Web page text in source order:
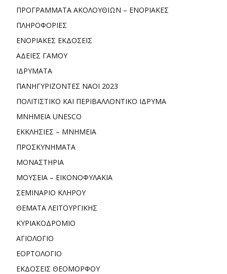
ΠΡΟΓΡΑΜΜΑΤΑ ΑΚΟΛΟΥΘΙΩΝ – ΕΝΟΡΙΑΚΕΣ
ΠΛΗΡΟΦΟΡΙΕΣ
ΕΝΟΡΙΑΚΕΣ ΕΚΔΟΣΕΙΣ
ΑΔΕΙΕΣ ΓΑΜΟΥ
ΙΔΡΥΜΑΤΑ
ΠΑΝΗΓΥΡΙΖΟΝΤΕΣ ΝΑΟΙ 2023
ΠΟΛΙΤΙΣΤΙΚΟ ΚΑΙ ΠΕΡΙΒΑΛΛΟΝΤΙΚΟ ΙΔΡΥΜΑ
ΜΝΗΜΕΙΑ UNESCO
ΕΚΚΛΗΣΙΕΣ – ΜΝΗΜΕΙΑ
ΠΡΟΣΚΥΝΗΜΑΤΑ
ΜΟΝΑΣΤΗΡΙΑ
ΜΟΥΣΕΙΑ – ΕΙΚΟΝΟΦΥΛΑΚΙΑ
ΣΕΜΙΝΑΡΙΟ ΚΛΗΡΟΥ
ΘΕΜΑΤΑ ΛΕΙΤΟΥΡΓΙΚΗΣ
ΚΥΡΙΑΚΟΔΡΟΜΙΟ
ΑΓΙΟΛΟΓΙΟ
ΕΟΡΤΟΛΟΓΙΟ
ΕΚΔΟΣΕΙΣ ΘΕΟΜΟΡΦΟΥ